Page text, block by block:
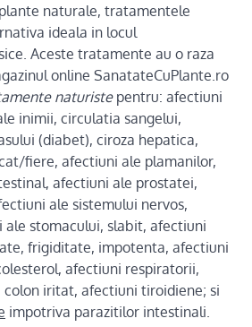
naturale, tratamentele
ideala in locul
Aceste tratamente au o raza
online SanatateCuPlante.ro
naturistepentru: afectiuni
inimii, circulatia sangelui,
(diabet), ciroza hepatica,
fiere, afectiuni ale plamanilor,
afectiuni ale prostatei,
ale sistemului nervos,
ale stomacului, slabit, afectiuni
frigiditate, impotenta, afectiuni
afectiuni respiratorii,
iritat, afectiuni tiroidiene; si
impotriva parazitilor intestinali.